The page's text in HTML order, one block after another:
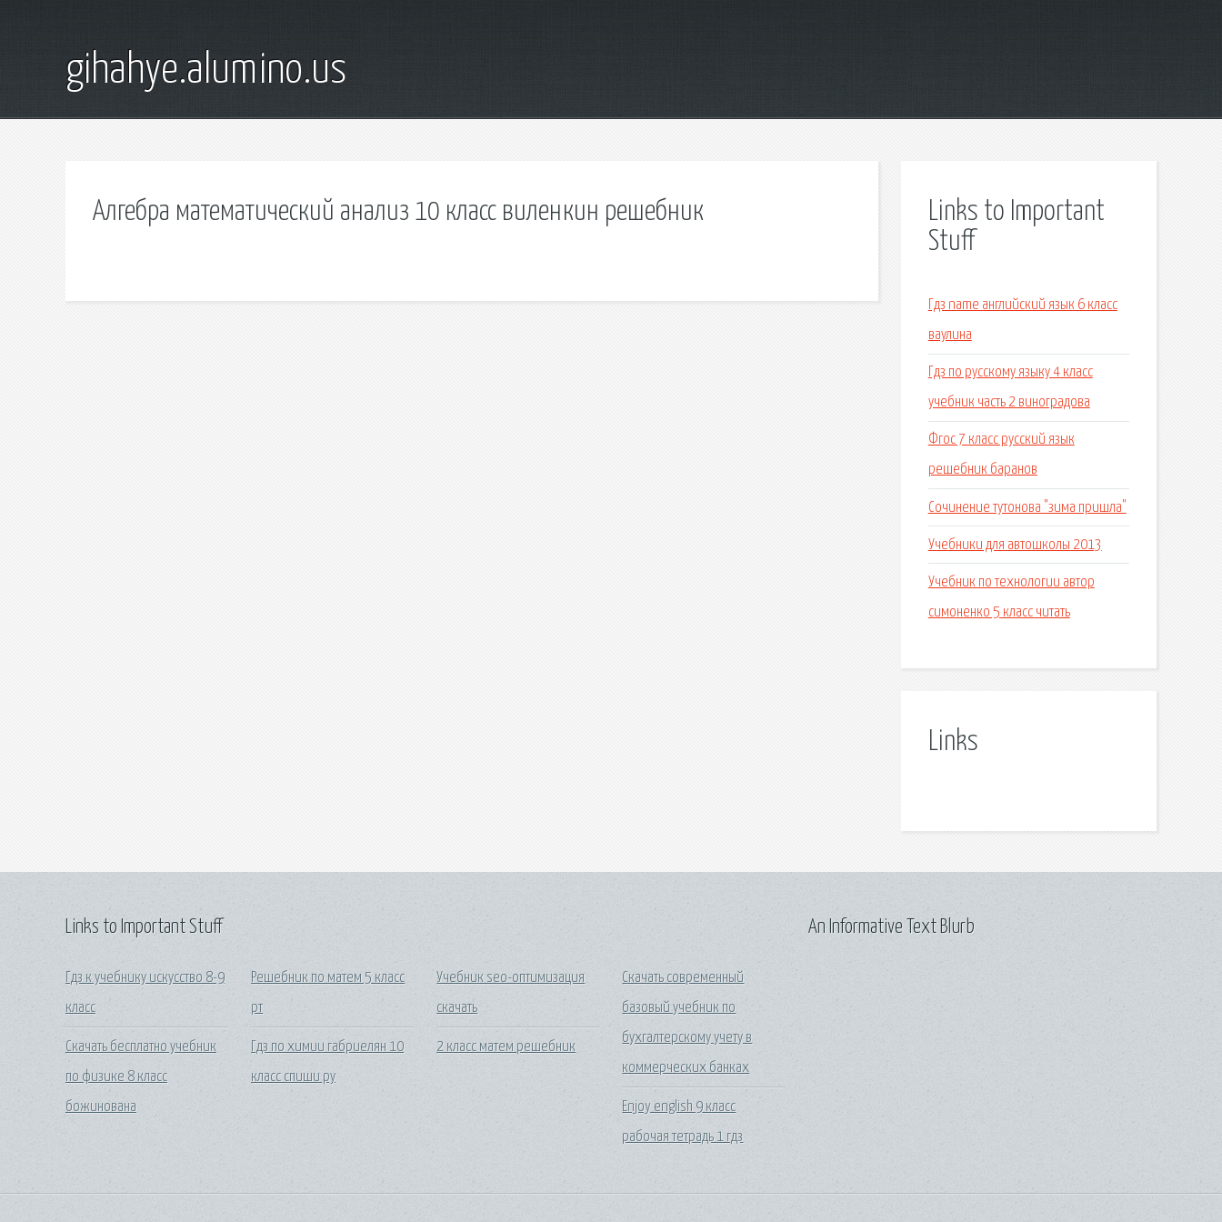
gihahye.alumino.us
Алгебра математический анализ 10 класс виленкин решебник
Links to Important
Stuff
Гдз name английский язык 6 класс
ваулина
Гдз по русскому языку 4 класс
учебник часть 2 виноградова
Фгос 7 класс русский язык
решебник баранов
Сочинение тутонова "зима пришла"
Учебники для автошколы 2013
Учебник по технологии автор
симоненко 5 класс читать
Links
Links to Important Stuff
Гдз к учебнику искусство 8-9
класс
Скачать бесплатно учебник
по физике 8 класс
божинована
Решебник по матем 5 класс
рт
Гдз по химии габриелян 10
класс спиши ру
Учебник seo-оптимизация
скачать
2 класс матем решебник
Скачать современный
базовый учебник по
бухгалтерскому учету в
коммерческих банках
Enjoy english 9 класс
рабочая тетрадь 1 гдз
An Informative Text Blurb